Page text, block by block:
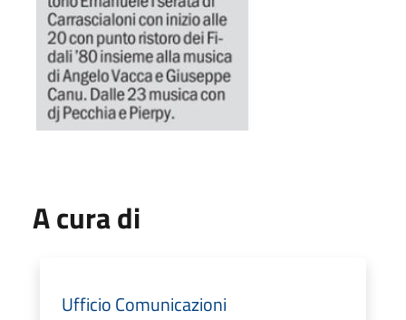
A cura di
Ufficio Comunicazioni